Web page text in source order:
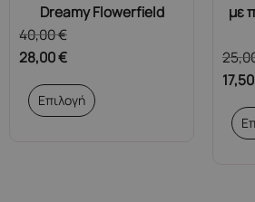
Dreamy Flowerfield
40,00€
28,00€
Επιλογή
το
με
17,50